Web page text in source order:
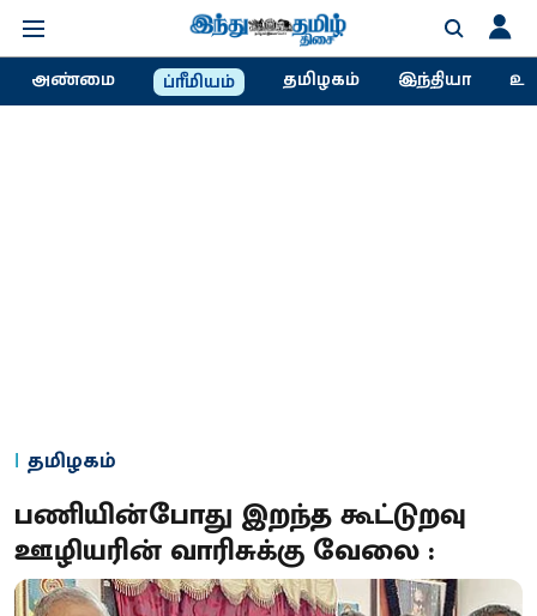
அண்மை ப்ரீமியம் தமிழகம் இந்தியா
தமிழகம்
பணியின்போது இறந்த கூட்டுறவு
ஊழியரின் வாரிசுக்கு வேலை :